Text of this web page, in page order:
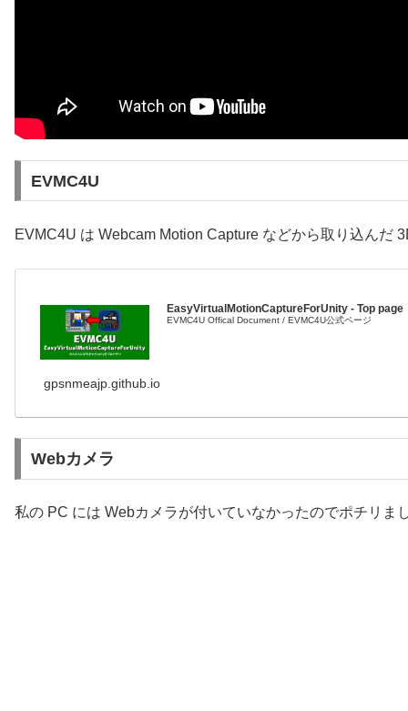
EVMC4U
EVMC4U は Webcam Motion Capture などから取り込んだ
EasyVirtualMotionCaptureForUnity - Top page
EVMC4U Offical Document / EVMC4U公式ページ
gpsnmeajp.github.io
Webカメラ
私の PC には Webカメラが付いていなかったのでポチリま